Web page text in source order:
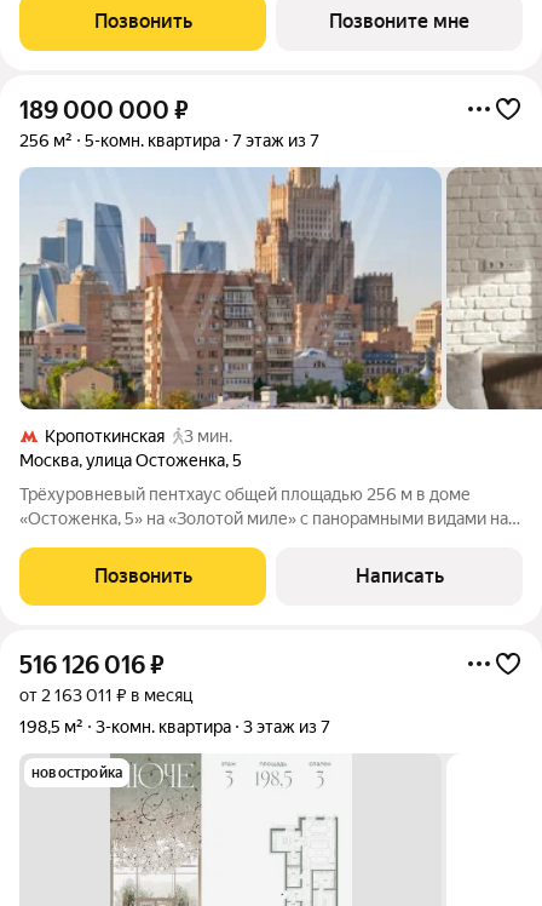
охранной зоне Кремля. Уникальный фамильный дом
предлагает 43 квартиры, площадью от
Позвонить Позвоните мне
189 000 000 ₽
256 м² 5-комн. квартира 7 этаж из 7
Кропоткинская
3 мин.
Москва,улица Остоженка,5
Трёхуровневый пентхаус общей площадью 256 м в доме
«Остоженка, 5» на «Золотой миле» с панорамными видами на
заменены деревянные перекрытия на железобетонные.
Квартира укомплектована мебелью и
Позвонить Написать
516 126 016₽
от 2 163 011 ₽ в месяц
198,5 м²
3-комн. квартира 3 этаж из 7
новостройка